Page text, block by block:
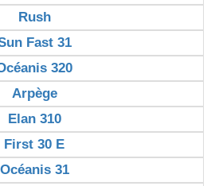
Rush
Fast 31
320
Arpège
Elan 310
First 30 E
Océanis 31